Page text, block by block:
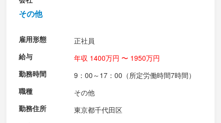
その他
雇用形態
正社員
給与
年収 1400万円 〜 1950万円
勤務時間
9：00～17：00（所定労働時間7時間）
職種
その他
勤務住所
東京都千代田区